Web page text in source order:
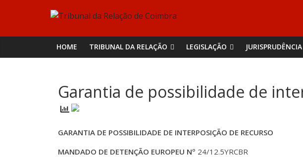
Tribunal
da
Relação
de
Coimbra
HOME TRIBUNAL DA RELAÇÃO LEGISLAÇÃO JURISPRUDÊNCIA
Garantia de possibilidade de
GARANTIA DE POSSIBILIDADE DE INTERPOSIÇÃO DE RECURSO
MANDADO DE DETENÇÃO EUROPEU Nº 24/12.5YRCBR